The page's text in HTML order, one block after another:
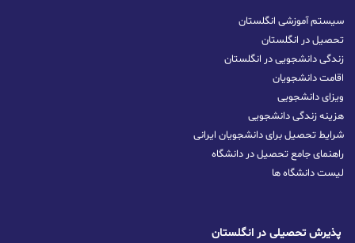
سیستم آموزشی انگلستان
تحصیل در انگلستان
زندگی دانشجویی در انگلستان
اقامت دانشجویان
ویزای دانشجویی
هزینه زندگی دانشجویی
شرایط تحصیل برای دانشجویان ایرانی
راهنمای جامع تحصیل در دانشگاه
لیست دانشگاه ها
پذیرش تحصیلی در انگلستان